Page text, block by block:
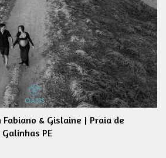
& Gislaine | Praia de
PE